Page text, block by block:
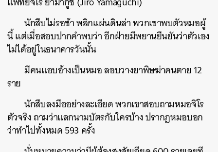
นักสืบไม่รอช้า พลิกแผ่นดินล่า พวกเขาพบตัวหมอผู้
นี้ แต่เมื่อสอบปากคำพบว่า อีกฝ่ายมีพยานยืนยันว่าตัวเอง
ไม่ได้อยู่ในธนาคารวันนั้น
มีคนแอบอ้างเป็นหมอ ลอบวางยาพิษฆ่าคนตาย 12
ราย
นักสืบลงมืออย่างละเอียด พวกเขาสอบถามหมอจิโร
ตัวจริง ถามว่าแลกนามบัตรกับใครบ้าง ปรากฏหมอบอก
ว่าทำไปทั้งหมด 593 ครั้ง